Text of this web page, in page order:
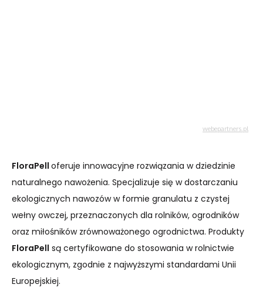
FloraPell oferuje innowacyjne rozwiązania w dziedzinie
naturalnego nawożenia. Specjalizuje się w dostarczaniu
ekologicznych nawozów w formie granulatu z czystej
wełny owczej, przeznaczonych dla rolników, ogrodników
oraz miłośników zrównoważonego ogrodnictwa. Produkty
FloraPell są certyfikowane do stosowania w rolnictwie
ekologicznym, zgodnie z najwyższymi standardami Unii
Europejskiej.